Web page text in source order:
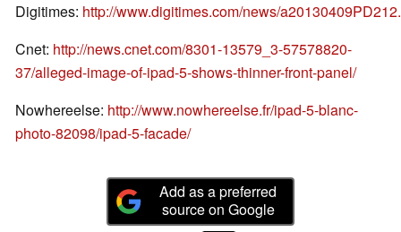
Digitimes: http://www.digitimes.com/news/
Cnet: http://news.cnet.com/8301-13579_3-57578820-
37/alleged-image-of-ipad-5-shows-thinner-front-panel/
Nowhereelse: http://www.nowhereelse.fr/ipad-5-blanc-
photo-82098/ipad-5-facade/
Add as a preferred
source on Google